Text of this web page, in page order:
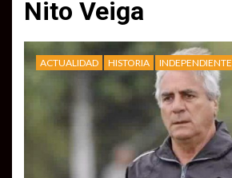
Nito Veiga
ACTUALIDAD HISTORIA INDEPENDIENTE